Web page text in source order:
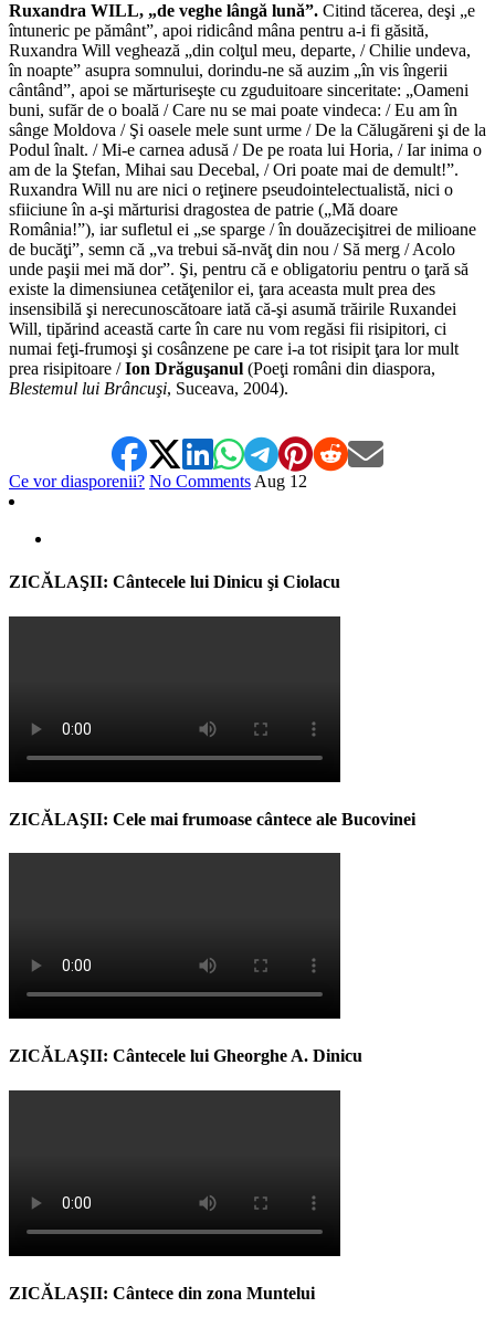
Ruxandra WILL, „de veghe lângă lună”. Citind tăcerea, deşi „e
întuneric pe pământ”, apoi ridicând mâna pentru a-i fi găsită,
Ruxandra Will veghează „din colţul meu, departe, / Chilie undeva,
în noapte” asupra somnului, dorindu-ne să auzim „în vis îngerii
cântând”, apoi se mărturiseşte cu zguduitoare sinceritate: „Oameni
buni, sufăr de o boală / Care nu se mai poate vindeca: / Eu am în
sânge Moldova / Şi oasele mele sunt urme / De la Călugăreni şi de la
Podul înalt. / Mi-e carnea adusă / De pe roata lui Horia, / Iar inima o
am de la Ştefan, Mihai sau Decebal, / Ori poate mai de demult!”.
Ruxandra Will nu are nici o reţinere pseudointelectualistă, nici o
sfiiciune în a-şi mărturisi dragostea de patrie („Mă doare
România!”), iar sufletul ei „se sparge / în douăzecişitrei de milioane
de bucăţi”, semn că „va trebui să-nvăţ din nou / Să merg / Acolo
unde paşii mei mă dor”. Şi, pentru că e obligatoriu pentru o ţară să
existe la dimensiunea cetăţenilor ei, ţara aceasta mult prea des
insensibilă şi nerecunoscătoare iată că-şi asumă trăirile Ruxandei
Will, tipărind această carte în care nu vom regăsi fii risipitori, ci
numai feţi-frumoşi şi cosânzene pe care i-a tot risipit ţara lor mult
prea risipitoare /Ion Drăguşanul (Poeţi români din diaspora,
Blestemul lui Brâncuşi, Suceava, 2004).
Ce vor diasporenii? No Comments Aug 12
ZICĂLAŞII: Cântecele lui Dinicu şi Ciolacu
ZICĂLAŞII: Cele mai frumoase cântece ale Bucovinei
ZICĂLAŞII: Cântecele lui Gheorghe A. Dinicu
ZICĂLAŞII: Cântece din zona Muntelui